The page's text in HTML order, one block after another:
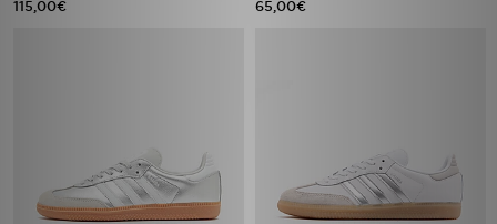
115,00€ 65,00€